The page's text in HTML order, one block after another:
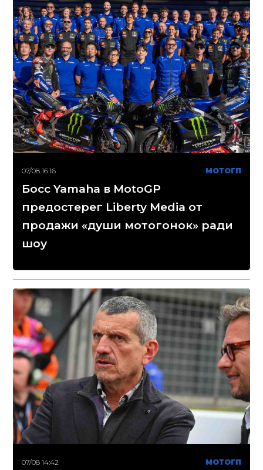
07/08 16:16 МОТОГП
Босс Yamaha в MotoGP
предостерег Liberty Media от
продажи «души мотогонок» ради
шоу
07/08 14:42 МОТОГП